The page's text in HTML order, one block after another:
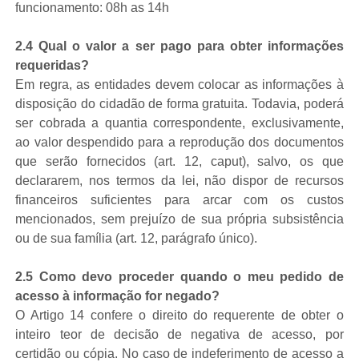
funcionamento: 08h as 14h
2.4 Qual o valor a ser pago para obter informações
requeridas?
Em regra, as entidades devem colocar as informações à
disposição do cidadão de forma gratuita. Todavia, poderá
ser cobrada a quantia correspondente, exclusivamente,
ao valor despendido para a reprodução dos documentos
que serão fornecidos (art. 12, caput), salvo, os que
declararem, nos termos da lei, não dispor de recursos
financeiros suficientes para arcar com os custos
mencionados, sem prejuízo de sua própria subsistência
ou de sua família (art. 12, parágrafo único).
2.5 Como devo proceder quando o meu pedido de
acesso à informação for negado?
O Artigo 14 confere o direito do requerente de obter o
inteiro teor de decisão de negativa de acesso, por
certidão ou cópia. No caso de indeferimento de acesso a